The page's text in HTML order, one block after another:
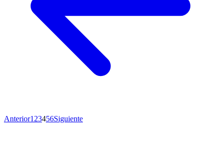
Anterior1 23456Siguiente